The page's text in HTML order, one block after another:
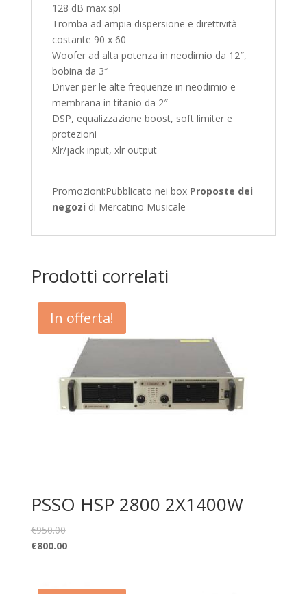
128 dB max spl
Tromba ad ampia dispersione e direttività
costante 90 x 60
Woofer ad alta potenza in neodimio da 12″,
bobina da 3″
Driver per le alte frequenze in neodimio e
membrana in titanio da 2″
DSP, equalizzazione boost, soft limiter e
protezioni
Xlr/jack input, xlr output
Promozioni:Pubblicato nei box Proposte dei
negozi di Mercatino Musicale
Prodotti correlati
In offerta!
PSSO HSP 2800 2X1400W
€950.00
€800.00